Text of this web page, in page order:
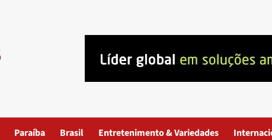
Paraíba Brasil Entretenimento & Variedades